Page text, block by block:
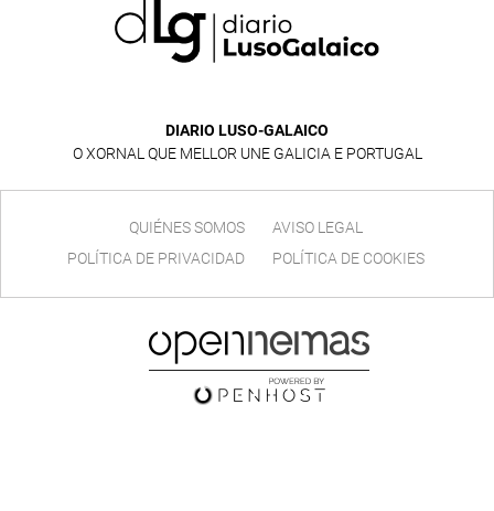
DIARIO LUSO-GALAICO
O XORNAL QUE MELLOR UNE GALICIA E PORTUGAL
QUIÉNES SOMOS
AVISO LEGAL
POLÍTICA DE PRIVACIDAD
POLÍTICA DE COOKIES